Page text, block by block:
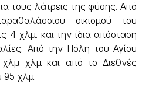
τους λάτρεις της φύσης. Από
οικισμού του
4 χλμ. και την ίδια απόσταση
Από την Πόλη του Αγίου
χλμ και από το Διεθνές
95 χλμ.